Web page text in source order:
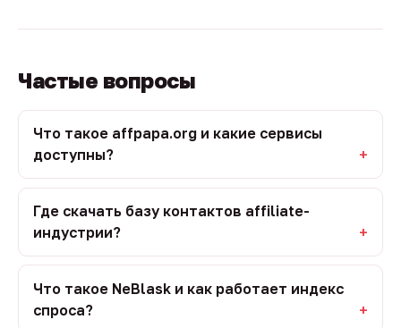
Частые вопросы
Что такое affpapa.org и какие сервисы
доступны?
Где скачать базу контактов affiliate-
индустрии?
Что такое NeBlask и как работает индекс
спроса?